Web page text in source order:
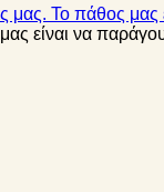
μας. Το πάθος
είναι να